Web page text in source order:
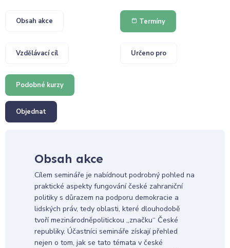
Obsah akce Termíny
Vzdělávací cíl Určeno pro
Podobné kurzy
Objednat
Obsah akce
Cílem semináře je nabídnout podrobný pohled na
praktické aspekty fungování české zahraniční
politiky s důrazem na podporu demokracie a
lidských práv, tedy oblasti, které dlouhodobě
tvoří mezinárodněpolitickou „značku“ České
republiky. Účastníci semináře získají přehled
nejen o tom, jak se tato témata v české